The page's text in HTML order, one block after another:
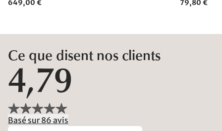
649,00 € 79,80 €
Ce que disent nos clients
4,79
Basé sur 86 avis